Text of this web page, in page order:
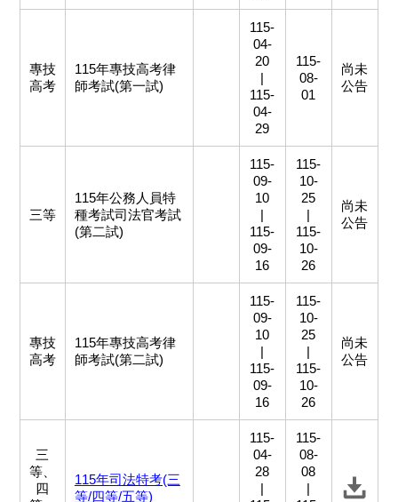
專技
高考
115年專技高考律
師考試(第一試)
115-
04-
20
|
115-
04-
29
115-
08-
01
尚未
公告
三等
115年公務人員特
種考試司法官考試
(第二試)
115-
09-
10
|
115-
09-
16
115-
10-
25
|
115-
10-
26
尚未
公告
專技
高考
115年專技高考律
師考試(第二試)
115-
09-
10
|
115-
09-
16
115-
10-
25
|
115-
10-
26
尚未
公告
三
等、
四
115年司法特考(三
等/四等/五等)
115-
04-
28
|
115-
08-
08
|